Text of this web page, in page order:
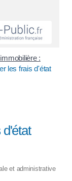
:
les frais d'état
et administrative